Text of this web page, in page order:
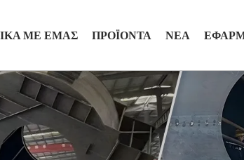
ΜΕ ΕΜΆΣ ΠΡΟΪΌΝΤΑ ΝΈΑ